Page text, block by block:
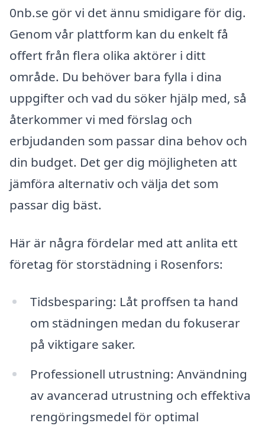
0nb.se gör vi det ännu smidigare för dig.
Genom vår plattform kan du enkelt få
offert från flera olika aktörer i ditt
område. Du behöver bara fylla i dina
uppgifter och vad du söker hjälp med, så
återkommer vi med förslag och
erbjudanden som passar dina behov och
din budget. Det ger dig möjligheten att
jämföra alternativ och välja det som
passar dig bäst.
Här är några fördelar med att anlita ett
företag för storstädning i Rosenfors:
Tidsbesparing: Låt proffsen ta hand
om städningen medan du fokuserar
på viktigare saker.
Professionell utrustning: Användning
av avancerad utrustning och effektiva
rengöringsmedel för optimal